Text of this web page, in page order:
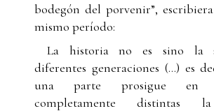
bodegón del porvenir”,
mismo período:
La historia no es sino la
diferentes generaciones (…) es
una parte prosigue en
completamente distintas